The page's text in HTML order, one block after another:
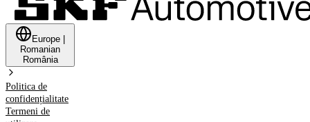
Europe
Romanian
România
Politica de
confidențialitate
Termeni de